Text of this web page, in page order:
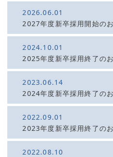
2026.06.01
2027年度新卒採用開始の
2024.10.01
2025年度新卒採用終了の
2023.06.14
2024年度新卒採用終了の
2022.09.01
2023年度新卒採用終了の
2022.08.10